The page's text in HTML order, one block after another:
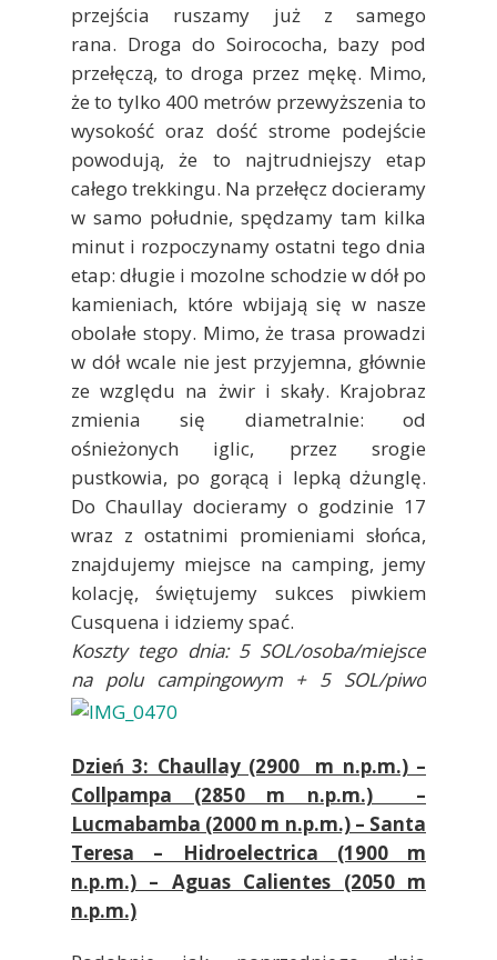
przejścia ruszamy już z samego
rana. Droga do Soirococha, bazy pod
przełęczą, to droga przez mękę. Mimo,
że to tylko 400 metrów przewyższenia to
wysokość oraz dość strome podejście
powodują, że to najtrudniejszy etap
całego trekkingu. Na przełęcz docieramy
w samo południe, spędzamy tam kilka
minut i rozpoczynamy ostatni tego dnia
etap: długie i mozolne schodzie w dół po
kamieniach, które wbijają się w nasze
obolałe stopy. Mimo, że trasa prowadzi
w dół wcale nie jest przyjemna, głównie
ze względu na żwir i skały. Krajobraz
zmienia się diametralnie: od
ośnieżonych iglic, przez srogie
pustkowia, po gorącą i lepką dżunglę.
Do Chaullay docieramy o godzinie 17
wraz z ostatnimi promieniami słońca,
znajdujemy miejsce na camping, jemy
kolację, świętujemy sukces piwkiem
Cusquena i idziemy spać.
Koszty tego dnia: 5 SOL/osoba/miejsce
na polu campingowym + 5 SOL/piwo
Dzień 3: Chaullay (2900 m n.p.m.) –
Collpampa (2850 m n.p.m.) –
Lucmabamba (2000 m n.p.m.) – Santa
Teresa – Hidroelectrica (1900 m
n.p.m.) – Aguas Calientes (2050 m
n.p.m.)